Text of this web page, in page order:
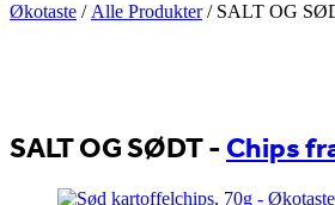
Økotaste / Alle Produkter/ SALT OG
SALT OG SØDT- Chips